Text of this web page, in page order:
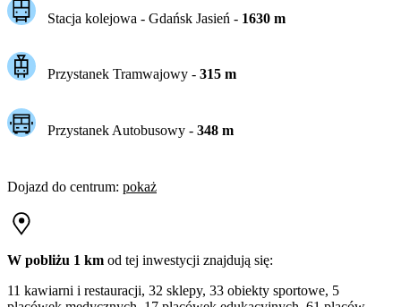
Stacja kolejowa - Gdańsk Jasień - 1630m
Przystanek Tramwajowy - 315m
Przystanek Autobusowy - 348m
Dojazd do centrum: pokaż
W pobliżu 1 km od tej inwestycji znajdują się:
11 kawiarni i restauracji, 32 sklepy, 33 obiekty sportowe, 5